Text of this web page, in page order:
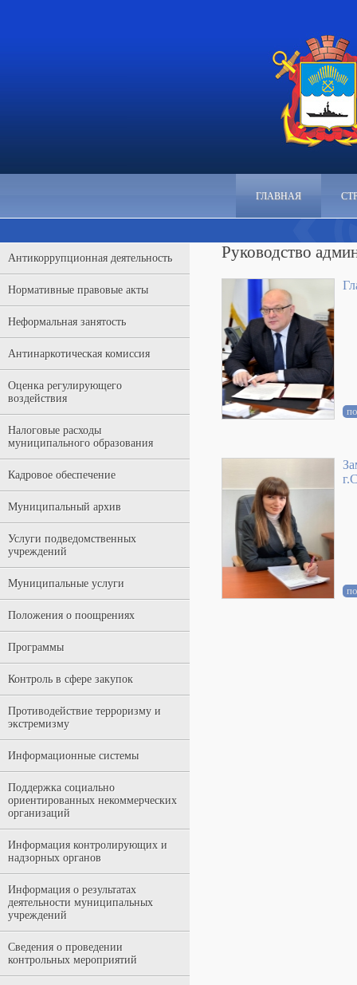
ГЛАВНАЯ
Антикоррупционная деятельность
Нормативные правовые акты
Неформальная занятость
Антинаркотическая комиссия
Оценка регулирующего
воздействия
Налоговые расходы
муниципального образования
Кадровое обеспечение
Муниципальный архив
Услуги подведомственных
учреждений
Муниципальные услуги
Положения о поощрениях
Программы
Контроль в сфере закупок
Противодействие терроризму и
экстремизму
Информационные системы
Поддержка социально
ориентированных некоммерческих
организаций
Информация контролирующих и
надзорных органов
Информация о результатах
деятельности муниципальных
учреждений
Сведения о проведении
контрольных мероприятий
Руководство